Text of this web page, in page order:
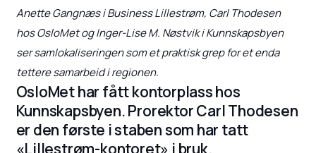
Anette Gangnæs i Business Lillestrøm, Carl Thodesen
hos OsloMet og Inger-Lise M. Nøstvik i Kunnskapsbyen
ser samlokaliseringen som et praktisk grep for et enda
tettere samarbeid i regionen.
OsloMet har fått kontorplass hos
Kunnskapsbyen. Prorektor Carl Thodesen
er den første i staben som har tatt
«Lillestrøm-kontoret» i bruk.